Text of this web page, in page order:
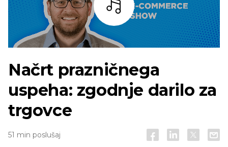
Bar
Načrt prazničnega
uspeha: zgodnje darilo za
trgovce
51 min poslušaj